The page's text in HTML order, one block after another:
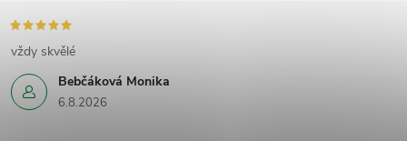
Bebčáková Monika
6.8.2026
vždy skvělé